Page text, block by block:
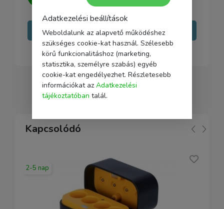
minden kérdésedre választ adni.
Írj nekünk
Kapcsolódó
2-5 nap
Adatkezelési beállítások
Weboldalunk az alapvető működéshez
szükséges cookie-kat használ. Szélesebb
körű funkcionalitáshoz (marketing,
statisztika, személyre szabás) egyéb
cookie-kat engedélyezhet. Részletesebb
információkat az Adatkezelési
tájékoztatóban talál.